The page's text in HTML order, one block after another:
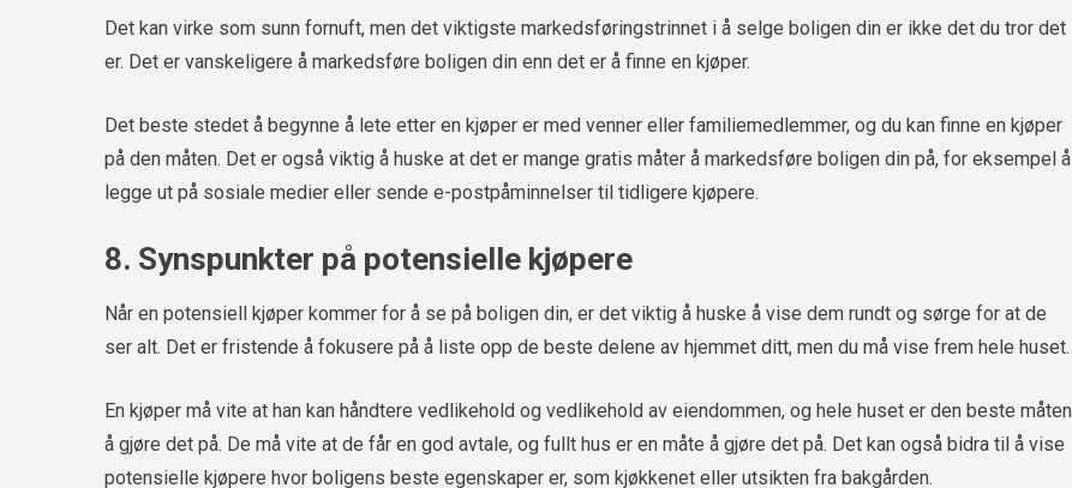
Det kan virke som sunn fornuft, men det viktigste markedsføringstrinnet i å selge boligen din er ikke det du tror det
er. Det er vanskeligere å markedsføre boligen din enn det er å finne en kjøper.
Det beste stedet å begynne å lete etter en kjøper er med venner eller familiemedlemmer, og du kan finne en kjøper
på den måten. Det er også viktig å huske at det er mange gratis måter å markedsføre boligen din på, for eksempel å
legge ut på sosiale medier eller sende e-postpåminnelser til tidligere kjøpere.
8. Synspunkter på potensielle kjøpere
Når en potensiell kjøper kommer for å se på boligen din, er det viktig å huske å vise dem rundt og sørge for at de
ser alt. Det er fristende å fokusere på å liste opp de beste delene av hjemmet ditt, men du må vise frem hele huset.
En kjøper må vite at han kan håndtere vedlikehold og vedlikehold av eiendommen, og hele huset er den beste måten
å gjøre det på. De må vite at de får en god avtale, og fullt hus er en måte å gjøre det på. Det kan også bidra til å vise
potensielle kjøpere hvor boligens beste egenskaper er, som kjøkkenet eller utsikten fra bakgården.